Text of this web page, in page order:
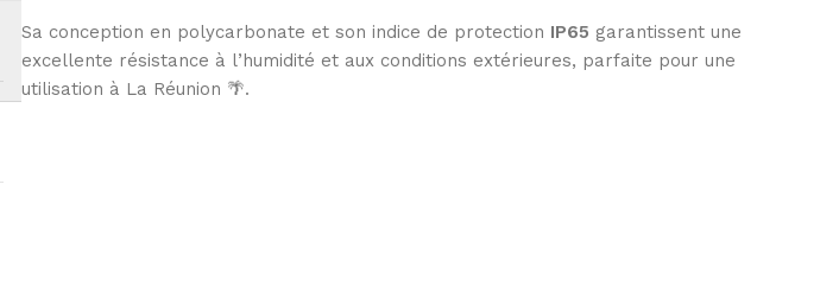
Sa conception en polycarbonate et son indice de protection IP65 garantissent une
excellente résistance à l’humidité et aux conditions extérieures, parfaite pour une
utilisation à La Réunion 🌴.